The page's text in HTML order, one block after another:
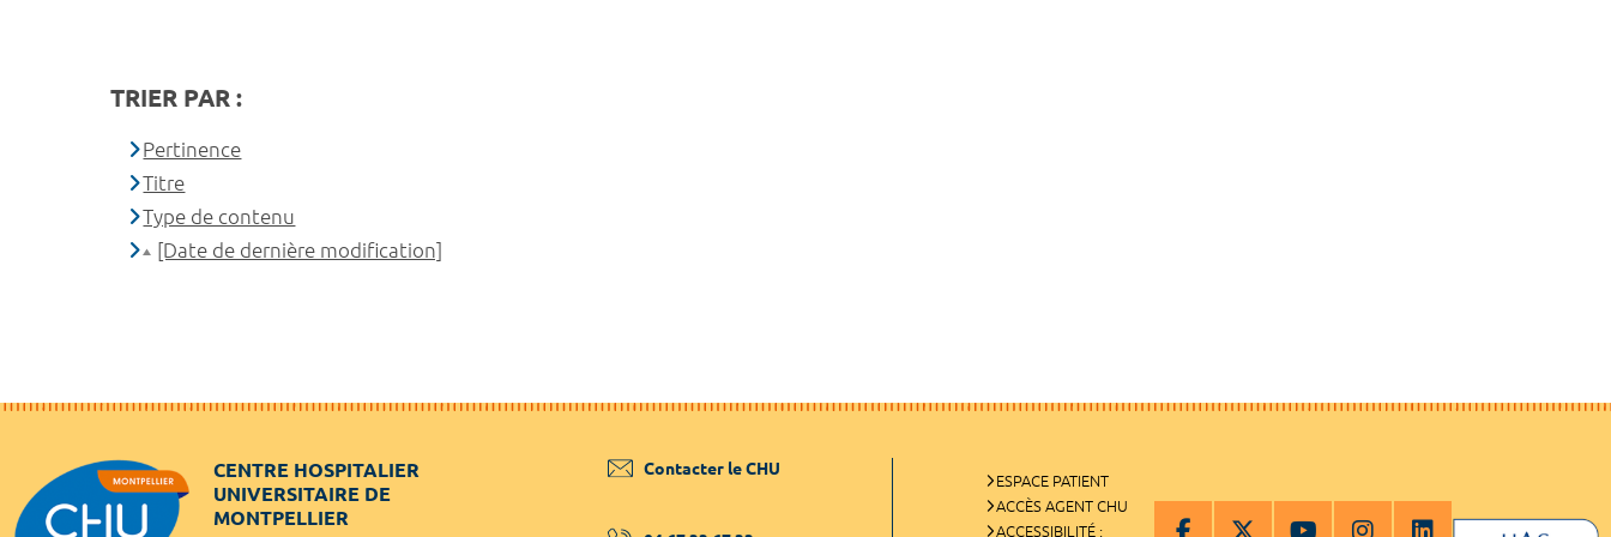
TRIER PAR :
Pertinence
Titre
Type de contenu
[Date de dernière modification]
CENTRE HOSPITALIER
UNIVERSITAIRE DE
MONTPELLIER
Contacter le CHU
ESPACE PATIENT
ACCÈS AGENT CHU
ACCESSIBILITÉ :